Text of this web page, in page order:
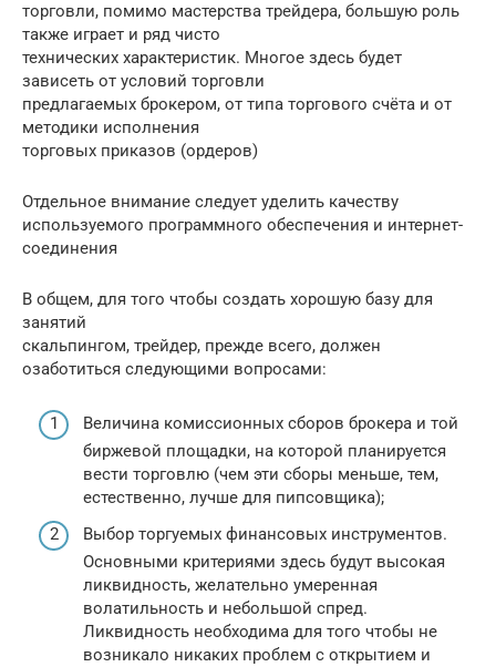
торговли, помимо мастерства трейдера, большую роль
также играет и ряд чисто
технических характеристик. Многое здесь будет
зависеть от условий торговли
предлагаемых брокером, от типа торгового счёта и от
методики исполнения
торговых приказов (ордеров)
Отдельное внимание следует уделить качеству
используемого программного обеспечения и интернет-
соединения
В общем, для того чтобы создать хорошую базу для
занятий
скальпингом, трейдер, прежде всего, должен
озаботиться следующими вопросами:
Величина комиссионных сборов брокера и той
биржевой площадки, на которой планируется
вести торговлю (чем эти сборы меньше, тем,
естественно, лучше для пипсовщика);
Выбор торгуемых финансовых инструментов.
Основными критериями здесь будут высокая
ликвидность, желательно умеренная
волатильность и небольшой спред.
Ликвидность необходима для того чтобы не
возникало никаких проблем с открытием и